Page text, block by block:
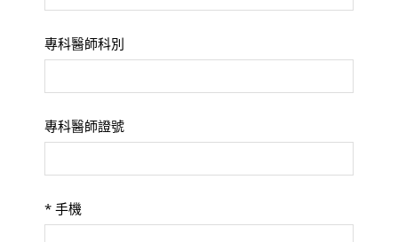
專科醫師科別
專科醫師證號
* 手機